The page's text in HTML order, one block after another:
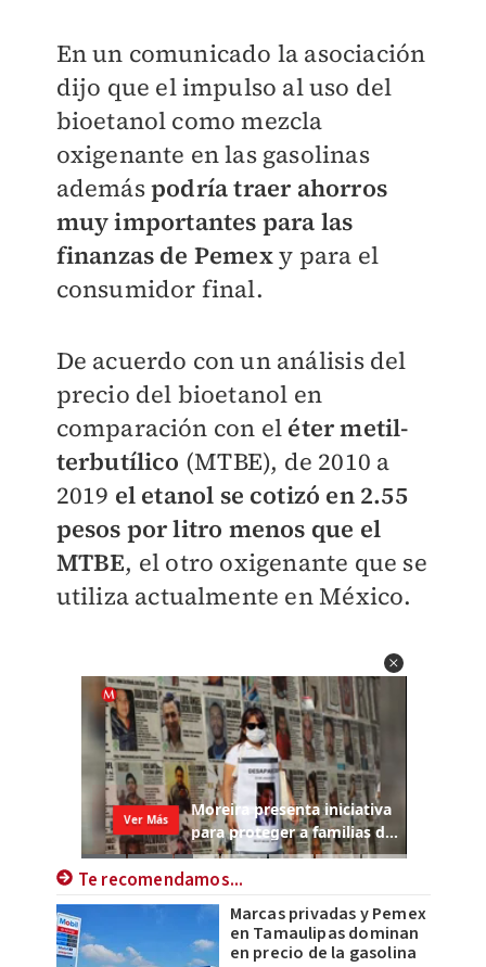
En un comunicado la asociación
dijo que el impulso al uso del
bioetanol como mezcla
oxigenante en las gasolinas
ademáspodría traer ahorros
muy importantes para las
finanzas de Pemexy para el
consumidor final.
De acuerdo con un análisis del
precio del bioetanol en
comparación con el éter metil-
terbutílico (MTBE), de 2010 a
2019 el etanol se cotizó en 2.55
pesos por litro menos que el
MTBE, el otro oxigenante que se
utiliza actualmente enMéxico.
Te recomendamos...
Marcas privadas y Pemex
en Tamaulipas dominan
en precio de la gasolina